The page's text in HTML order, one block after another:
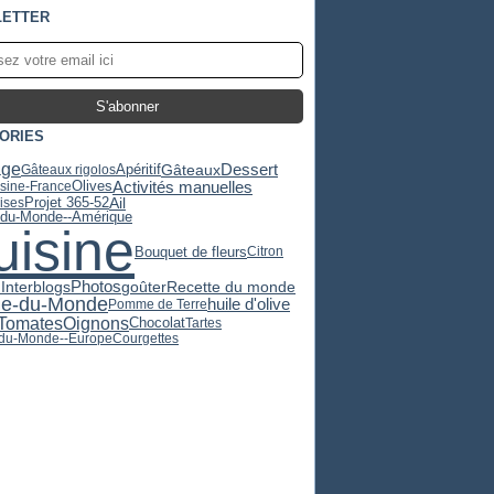
Gâteaux rigolosApéritifGâteauxDessert
FranceOlivesActivités manuelles
Projet 365-52Ail
Monde--Amérique
Bouquet de fleursCitron
PhotosgoûterRecette du monde
du-MondePomme de Terrehuile d'olive
OignonsChocolatTartes
Monde--EuropeCourgettes